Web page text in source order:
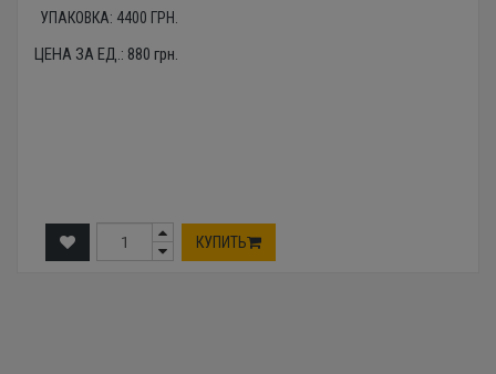
УПАКОВКА: 4400 ГРН.
ЦЕНА ЗА ЕД.: 880 грн.
КУПИТЬ